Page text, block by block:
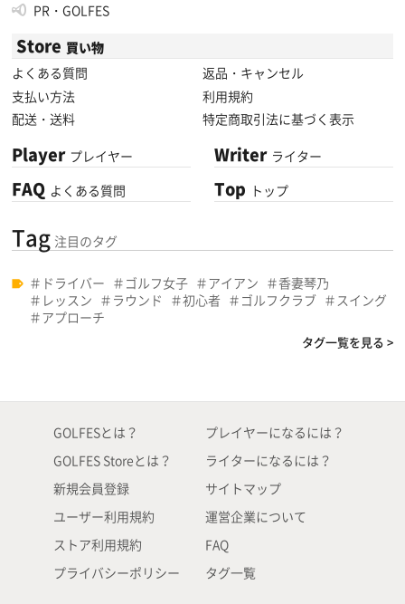
PR・GOLFES
Store 買い物
よくある質問
返品・キャンセル
支払い方法
利用規約
配送・送料
特定商取引法に基づく表示
Player プレイヤー
FAQ よくある質問
Writer ライター
Top トップ
Tag 注目のタグ
ドライバー ゴルフ女子 アイアン
香妻琴乃
レッスン
ラウンド 初心者 ゴルフクラブ
スイング
アプローチ
タグ一覧を見る >
GOLFESとは？
GOLFES Storeとは？
新規会員登録
ユーザー利用規約
ストア利用規約
プライバシーポリシー
プレイヤーになるには？
ライターになるには？
サイトマップ
運営企業について
FAQ
タグ一覧